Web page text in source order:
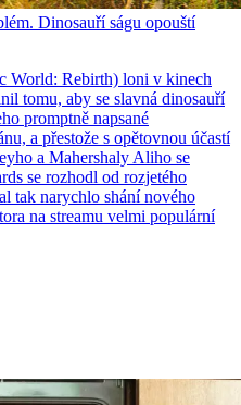
Dinosauří ságu opouští
World: Rebirth) loni v kinech
tomu, aby se slavná dinosauří
promptně napsané
a přestože s opětovnou účastí
a Mahershaly Aliho se
se rozhodl od rozjetého
tak narychlo shání nového
na streamu velmi populární